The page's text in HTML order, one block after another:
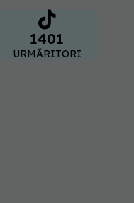
1401
URMĂRITORI